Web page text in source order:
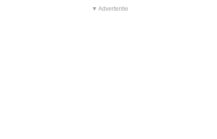
▼ Advertentie